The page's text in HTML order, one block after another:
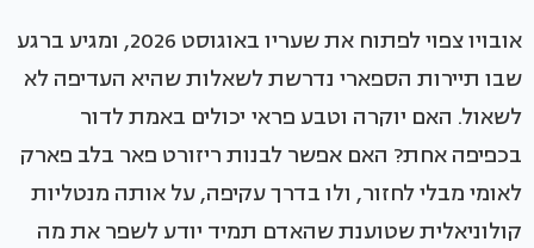
אובויו צפוי לפתוח את שעריו באוגוסט 2026, ומגיע ברגע
שבו תיירות הספארי נדרשת לשאלות שהיא העדיפה לא
לשאול. האם יוקרה וטבע פראי יכולים באמת לדור
בכפיפה אחת? האם אפשר לבנות ריזורט פאר בלב פארק
לאומי מבלי לחזור, ולו בדרך עקיפה, על אותה מנטליות
קולוניאלית שטוענת שהאדם תמיד יודע לשפר את מה